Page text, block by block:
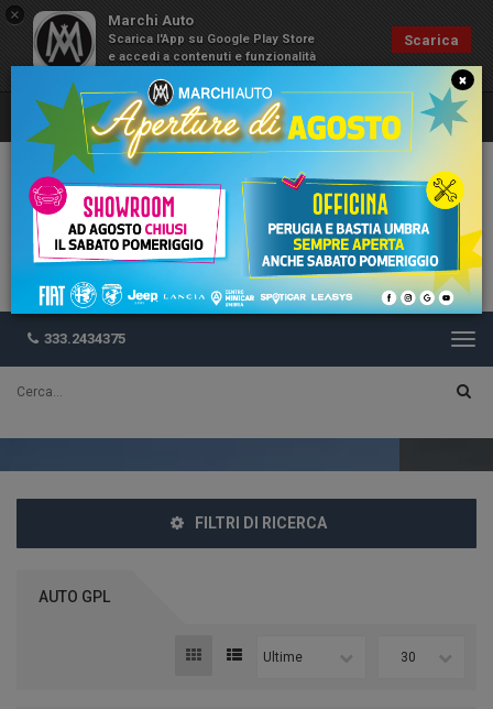
× Marchi Auto
Scarica l'App su Google Play Store
e accedi a contenuti e funzionalità
Scarica
333.2434375
FILTRI DI RICERCA
AUTO GPL
Ultime 30
×